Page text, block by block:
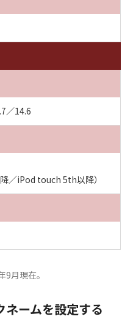
／14.6
／iPod touch 5th以降）
月現在。
ネームを設定する